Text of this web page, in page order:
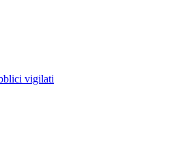
vigilati